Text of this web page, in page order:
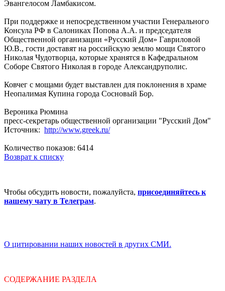
Эвангелосом Ламбакисом.
При поддержке и непосредственном участии Генерального
Консула РФ в Салониках Попова А.А. и председателя
Общественной организации «Русский Дом» Гавриловой
Ю.В., гости доставят на российскую землю мощи Святого
Николая Чудотворца, которые хранятся в Кафедральном
Соборе Святого Николая в городе Александруполис.
Ковчег с мощами будет выставлен для поклонения в храме
Неопалимая Купина города Сосновый Бор.
Вероника Рюмина
пресс-секретарь общественной организации "Русский Дом"
Источник: http://www.greek.ru/
Количество показов: 6414
Возврат к списку
Чтобы обсудить новости, пожалуйста, присоединяйтесь к
нашему чату в Телеграм.
О цитировании наших новостей в других СМИ.
СОДЕРЖАНИЕ РАЗДЕЛА